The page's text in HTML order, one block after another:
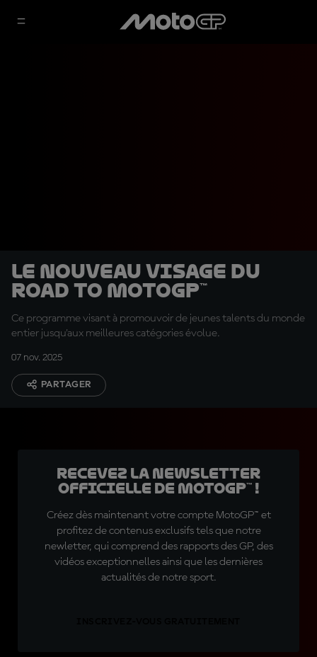
Le nouveau visage du
Road to MotoGP™
Ce programme visant à promouvoir de jeunes talents du monde
entier jusqu'aux meilleures catégories évolue.
07 nov. 2025
PARTAGER
Recevez la Newsletter
officielle de MotoGP™ !
Créez dès maintenant votre compte MotoGP™ et
profitez de contenus exclusifs tels que notre
newletter, qui comprend des rapports des GP, des
vidéos exceptionnelles ainsi que les dernières
actualités de notre sport.